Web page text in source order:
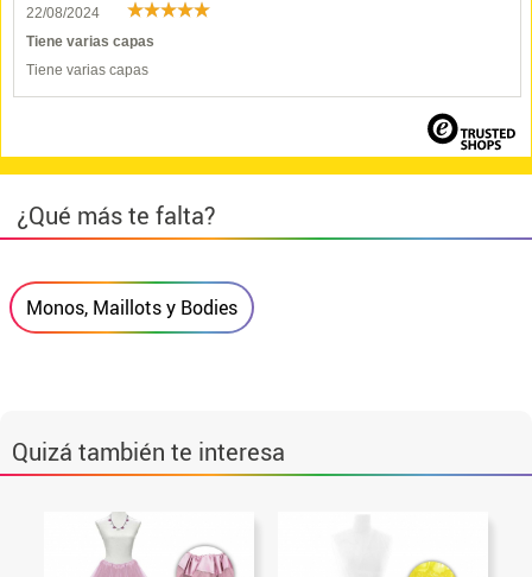
22/08/2024
Tiene varias capas
Tiene varias capas
¿Qué más te falta?
Monos, Maillots y Bodies
Quizá también te interesa